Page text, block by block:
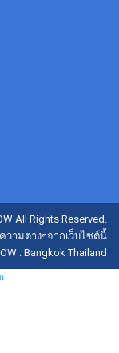
All Rights Reserved.
ามต่างๆจากเว็บไซต์นี้
: Bangkok Thailand